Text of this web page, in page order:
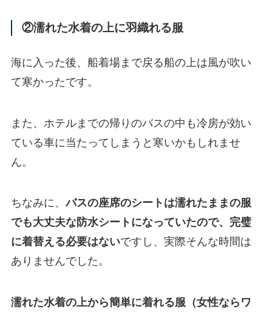
②濡れた水着の上に羽織れる服
海に入った後、船着場まで戻る船の上は風が吹い
て寒かったです。
また、ホテルまでの帰りのバスの中も冷房が効い
ている車に当たってしまうと寒いかもしれませ
ん。
ちなみに、バスの座席のシートは濡れたままの服
でも大丈夫な防水シートになっていたので、完璧
に着替える必要はないですし、実際そんな時間は
ありませんでした。
濡れた水着の上から簡単に着れる服（女性ならワ